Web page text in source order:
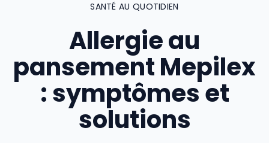
SANTÉ AU QUOTIDIEN
Allergie au
pansement Mepilex
: symptômes et
solutions